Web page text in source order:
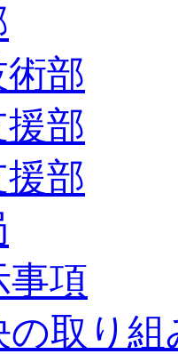
術部
援部
部
事項
の取り組